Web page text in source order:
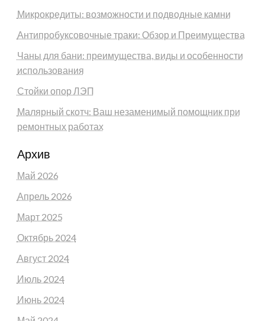
Микрокредиты: возможности и подводные камни
Антипробуксовочные траки: Обзор и Преимущества
Чаны для бани: преимущества, виды и особенности
использования
Стойки опор ЛЭП
Малярный скотч: Ваш незаменимый помощник при
ремонтных работах
Архив
Май 2026
Апрель 2026
Март 2025
Октябрь 2024
Август 2024
Июль 2024
Июнь 2024